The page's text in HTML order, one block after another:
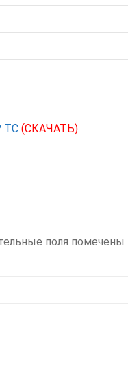
ТС (СКАЧАТЬ)
поля помечены